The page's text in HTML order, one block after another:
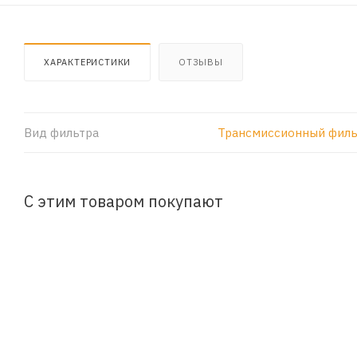
ХАРАКТЕРИСТИКИ ОТЗЫВЫ
Вид фильтра Трансмиссионный
С этим товаром покупают